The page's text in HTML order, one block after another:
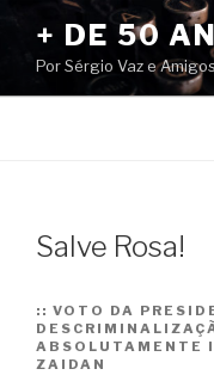
conteúdo
+ DE 50
Por Sérgio Vaz e
Salve Rosa!
:: VOTO DA
ABSOLUTAMENTE
ZAIDAN